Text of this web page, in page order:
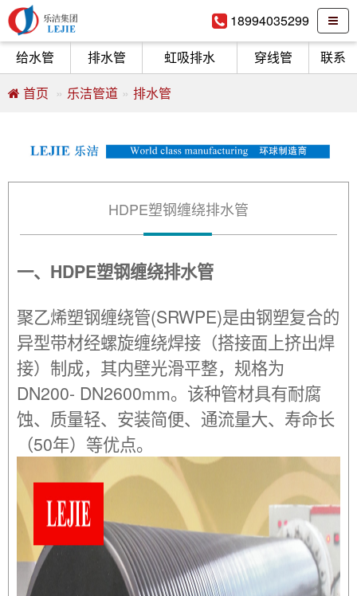
18994035299
给水管
排水管 虹吸排水 穿线管
联系
首页
乐洁管道 排水管
HDPE塑钢缠绕排水管
一、HDPE塑钢缠绕排水管
聚乙烯塑钢缠绕管(SRWPE)是由钢塑复合的
异型带材经螺旋缠绕焊接（搭接面上挤出焊
接）制成，其内壁光滑平整，规格为
DN200- DN2600mm。该种管材具有耐腐
蚀、质量轻、安装简便、通流量大、寿命长
（50年）等优点。